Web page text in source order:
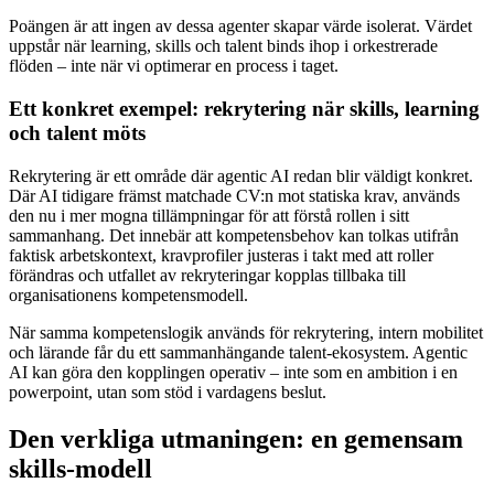
Poängen är att ingen av dessa agenter skapar värde isolerat. Värdet
uppstår när learning, skills och talent binds ihop i orkestrerade
flöden – inte när vi optimerar en process i taget.
Ett konkret exempel: rekrytering när skills, learning
och talent möts
Rekrytering är ett område där agentic AI redan blir väldigt konkret.
Där AI tidigare främst matchade CV:n mot statiska krav, används
den nu i mer mogna tillämpningar för att förstå rollen i sitt
sammanhang. Det innebär att kompetensbehov kan tolkas utifrån
faktisk arbetskontext, kravprofiler justeras i takt med att roller
förändras och utfallet av rekryteringar kopplas tillbaka till
organisationens kompetensmodell.
När samma kompetenslogik används för rekrytering, intern mobilitet
och lärande får du ett sammanhängande talent-ekosystem. Agentic
AI kan göra den kopplingen operativ – inte som en ambition i en
powerpoint, utan som stöd i vardagens beslut.
Den verkliga utmaningen: en gemensam
skills-modell